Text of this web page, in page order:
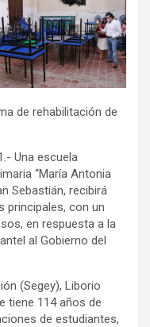
de rehabilitación de
Una escuela
“María Antonia
Sebastián, recibirá
principales, con un
en respuesta a la
al Gobierno del
(Segey), Liborio
tiene 114 años de
de estudiantes,